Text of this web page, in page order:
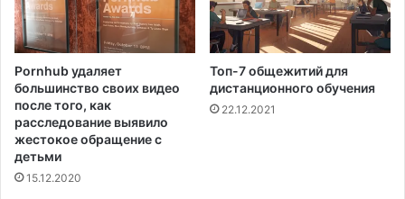
Pornhub удаляет
большинство своих видео
после того, как
расследование выявило
жестокое обращение с
детьми
15.12.2020
Топ-7 общежитий для
дистанционного обучения
22.12.2021